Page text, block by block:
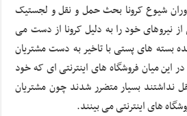
شیوع کرونا بحث حمل و نقل و لجستیک
نیروهای خود را به دلیل کرونا از دست می
بسته های پستی با تاخیر به دست مشتریان
این میان فروشگاه های اینترنتی ای که خود
بسیار متضرر شدند چون مشتریان
های اینترنتی می بینند.